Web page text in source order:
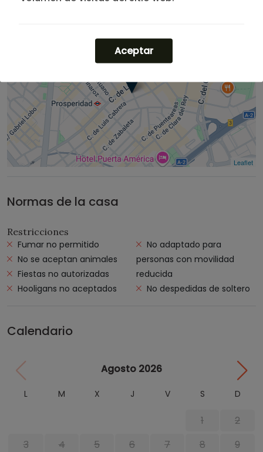
Leaflet
Normas de la casa
Restricciones
Fumar no permitido
No se aceptan animales
Fiestas no autorizadas
Hooligans no aceptados
personas con movilidad
reducida
No despedidas de soltero
Calendario
Agosto 2026
L M X J V S D
1
2
3
4 5 6 7 8
9
Aceptar